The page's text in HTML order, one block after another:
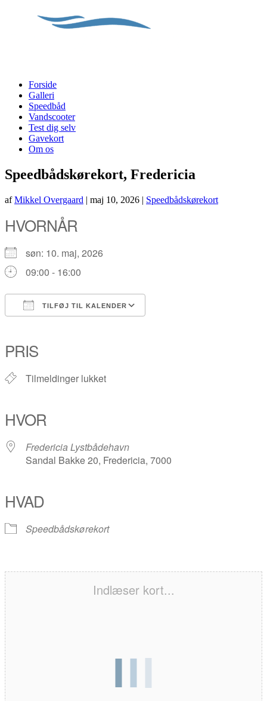
Forside
Galleri
Speedbåd
Vandscooter
Test dig selv
Gavekort
Om os
Speedbådskørekort, Fredericia
afMikkel Overgaard | maj 10, 2026 | Speedbådskørekort
HVORNÅR
søn: 10. maj, 2026
09:00 - 16:00
TILFØJ TIL KALENDER
PRIS
Tilmeldinger lukket
HVOR
Fredericia Lystbådehavn
Sandal Bakke 20, Fredericia, 7000
HVAD
Speedbådskørekort
Indlæser kort...